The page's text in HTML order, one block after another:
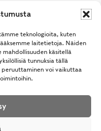
teknologioita, kuten
laitetietoja. Näiden
käsitellä
tunnuksia tällä
peruuttaminen voi vaikuttaa
suomalaisille jo